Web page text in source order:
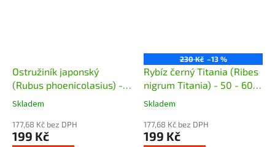
Ostružiník japonský
(Rubus phoenicolasius) -
40 - 60 cm
Skladem
177,68 Kč bez DPH
199 Kč
230 Kč –13 %
Rybíz černý Titania (Ribes
nigrum Titania) - 50 - 60
cm
Skladem
177,68 Kč bez DPH
199 Kč